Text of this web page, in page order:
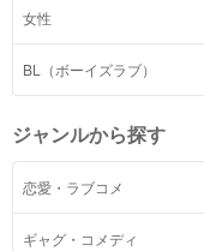
女性
BL（ボーイズラブ）
ジャンルから探す
恋愛・ラブコメ
ギャグ・コメディ